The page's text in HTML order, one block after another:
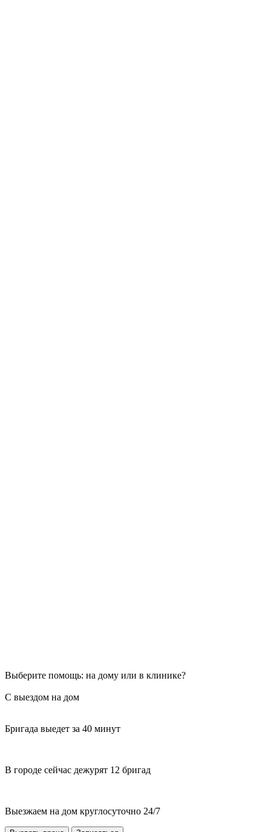
Выберите помощь: на дому или в клинике?
С выездом на дом
Бригада выедет за 40 минут
В городе сейчас дежурят 12 бригад
Выезжаем на дом круглосуточно 24/7